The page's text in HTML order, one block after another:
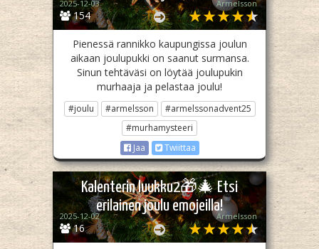
154
2025-12-03 Armelsson
Pienessä rannikko kaupungissa joulun
aikaan joulupukki on saanut surmansa.
Sinun tehtäväsi on löytää joulupukin
murhaaja ja pelastaa joulu!
#joulu #armelsson
#armelssonadvent25
#murhamysteeri
Jaa
Twiittaa
Kalenterin luukku2🎁🎄 Etsi
erilainen joulu emojeilla!
16
2025-12-02 Armelsson